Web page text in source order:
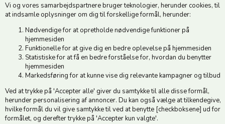
Vi og vores samarbejdspartnere bruger teknologier, herunder cookies, til
at indsamle oplysninger om dig til forskellige formål, herunder:
Nødvendige for at opretholde nødvendige funktioner på
hjemmesiden
Funktionelle for at give dig en bedre oplevelse på hjemmesiden
Statistiske for at få en bedre forståelse for, hvordan du benytter
hjemmesiden
Markedsføring for at kunne vise dig relevante kampagner og tilbud
Ved at trykke på 'Accepter alle' giver du samtykke til alle disse formål,
herunder personalisering af annoncer. Du kan også vælge at tilkendegive,
hvilke formål du vil give samtykke til ved at benytte [checkboksene] ud for
formålet, og derefter trykke på 'Accepter kun valgte'.
CVR 49879415 Mailvedstedmoelle@post.tele.dk
Åbningstider: Man-Fre 9.00-17.00 | Middagslukket 12.00-12.30 |
Lørdag 9.00-12.00
Hold dig opdateret
Tilmeld dig vores nyhedsbrev og modtag gode tilbud :)